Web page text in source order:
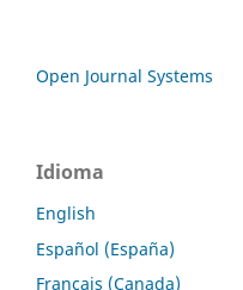
Open Journal Systems
Idioma
English
Español (España)
Français (Canada)